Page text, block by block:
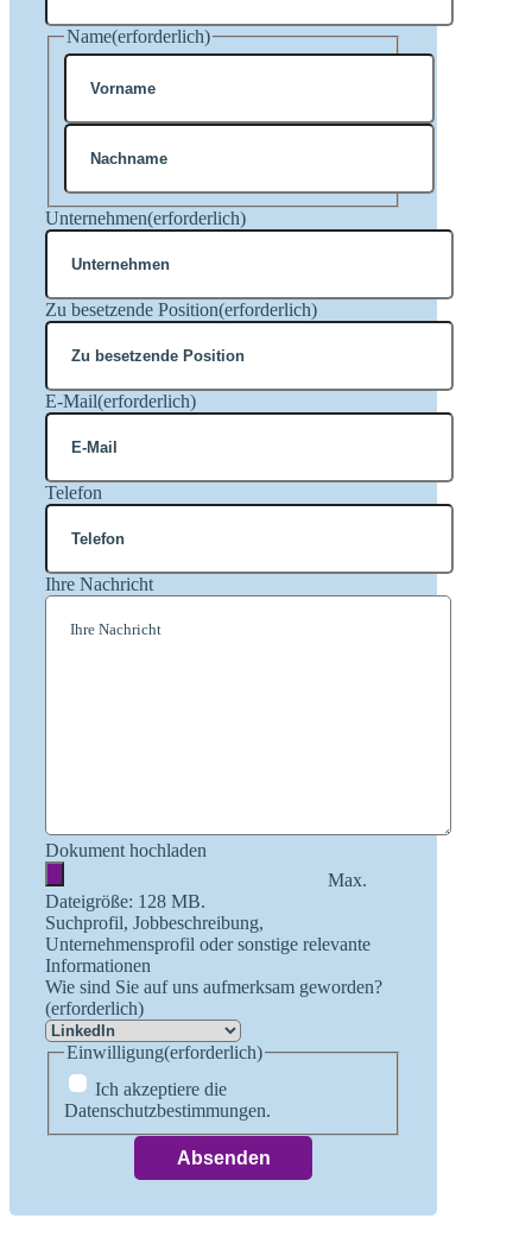
Name(erforderlich)
Vorname
Nachname
Unternehmen(erforderlich)
Zu besetzende Position(erforderlich)
E-Mail(erforderlich)
Telefon
Ihre Nachricht
Dokument hochladen
Max.
Dateigröße: 128 MB.
Suchprofil, Jobbeschreibung,
Unternehmensprofil oder sonstige relevante
Informationen
Wie sind Sie auf uns aufmerksam geworden?
(erforderlich)
Einwilligung(erforderlich)
Ich akzeptiere die
Datenschutzbestimmungen.